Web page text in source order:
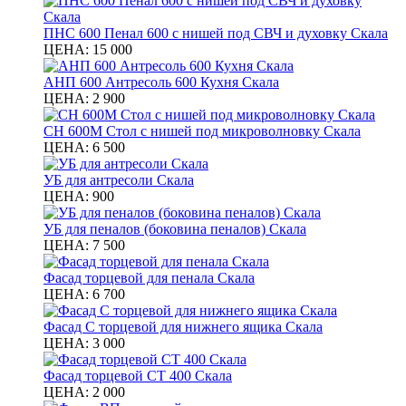
ПНС 600 Пенал 600 с нишей под СВЧ и духовку Скала
ЦЕНА: 15 000
АНП 600 Антресоль 600 Кухня Скала
ЦЕНА: 2 900
СН 600М Стол с нишей под микроволновку Скала
ЦЕНА: 6 500
УБ для антресоли Скала
ЦЕНА: 900
УБ для пеналов (боковина пеналов) Скала
ЦЕНА: 7 500
Фасад торцевой для пенала Скала
ЦЕНА: 6 700
Фасад С торцевой для нижнего ящика Скала
ЦЕНА: 3 000
Фасад торцевой СТ 400 Скала
ЦЕНА: 2 000